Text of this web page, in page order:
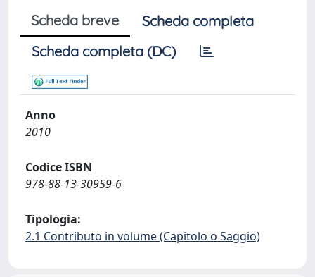
Scheda breve
Scheda completa
Scheda completa (DC)
Anno
2010
Codice ISBN
978-88-13-30959-6
Tipologia:
2.1 Contributo in volume (Capitolo o Saggio)